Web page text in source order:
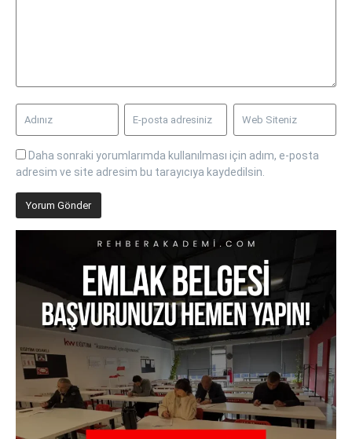
Daha sonraki yorumlarımda kullanılması için adım, e-posta
adresim ve site adresim bu tarayıcıya kaydedilsin.